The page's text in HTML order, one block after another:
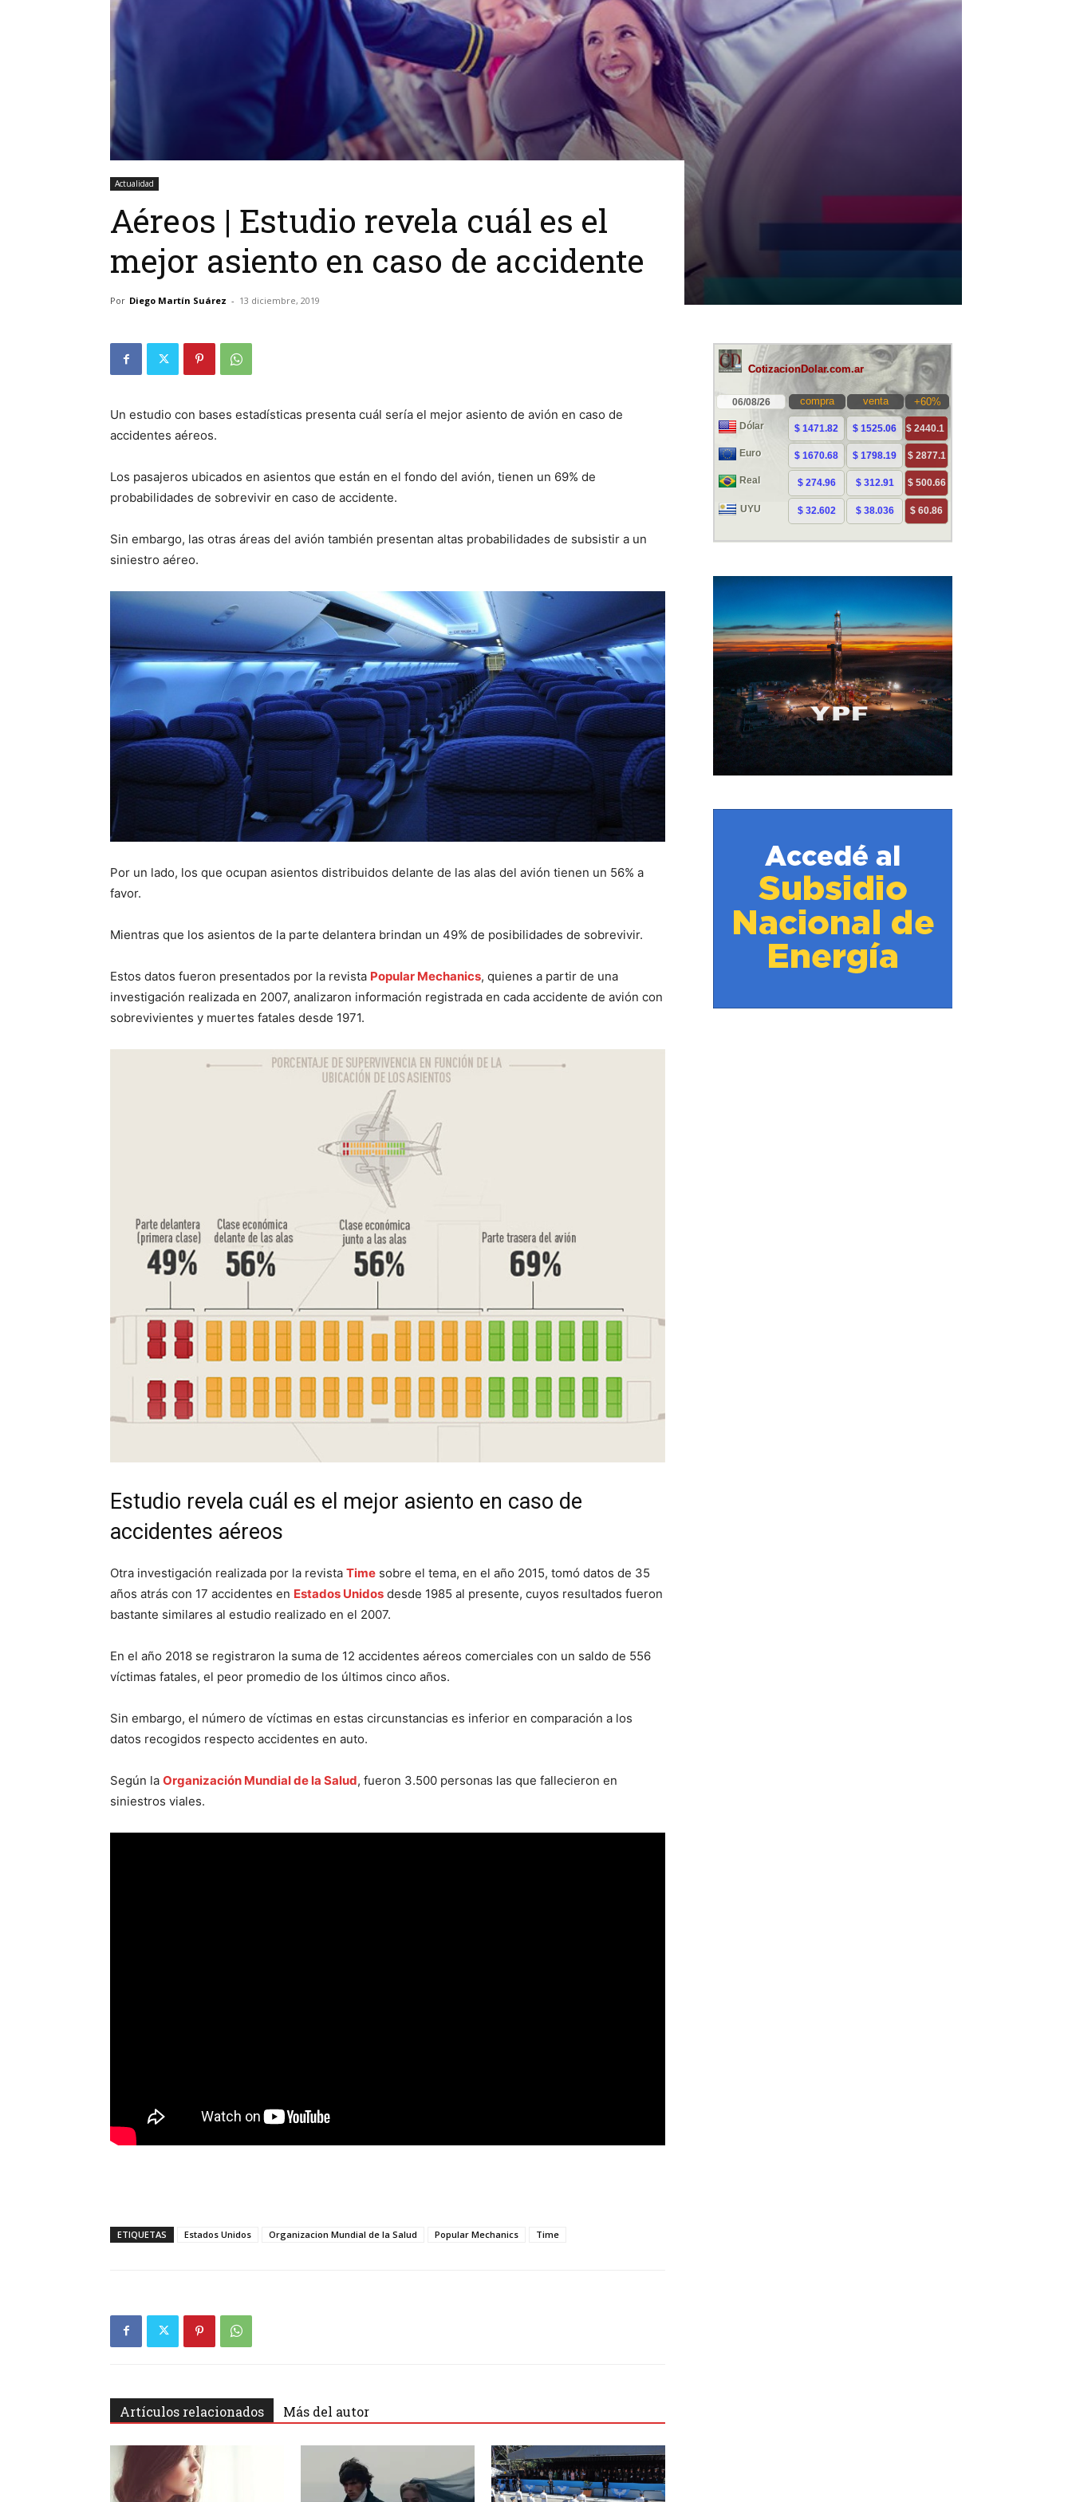
Actualidad
Aéreos | Estudio revela cuál es el
mejor asiento en caso de accidente
Por Diego Martín Suárez - 13 diciembre, 2019
Un estudio con bases estadísticas presenta cuál sería el mejor asiento de avión en caso de
accidentes aéreos.
Los pasajeros ubicados en asientos que están en el fondo del avión, tienen un 69% de
probabilidades de sobrevivir en caso de accidente.
Sin embargo, las otras áreas del avión también presentan altas probabilidades de subsistir a un
siniestro aéreo.
Por un lado, los que ocupan asientos distribuidos delante de las alas del avión tienen un 56% a
favor.
Mientras que los asientos de la parte delantera brindan un 49% de posibilidades de sobrevivir.
Estos datos fueron presentados por la revista Popular Mechanics, quienes a partir de una
investigación realizada en 2007, analizaron información registrada en cada accidente de avión con
sobrevivientes y muertes fatales desde 1971.
Estudio revela cuál es el mejor asiento en caso de
accidentes aéreos
Otra investigación realizada por la revista Time sobre el tema, en el año 2015, tomó datos de 35
años atrás con 17 accidentes en Estados Unidos desde 1985 al presente, cuyos resultados fueron
bastante similares al estudio realizado en el 2007.
En el año 2018 se registraron la suma de 12 accidentes aéreos comerciales con un saldo de 556
víctimas fatales, el peor promedio de los últimos cinco años.
Sin embargo, el número de víctimas en estas circunstancias es inferior en comparación a los
datos recogidos respecto accidentes en auto.
Según la Organización Mundial de la Salud, fueron 3.500 personas las que fallecieron en
siniestros viales.
ETIQUETAS Estados Unidos Organizacion Mundial de la Salud Popular Mechanics Time
Artículos relacionados Más del autor